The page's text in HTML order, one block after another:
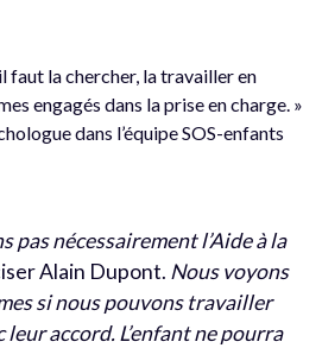
faut la chercher, la travailler en
engagés dans la prise en charge. »
dans l’équipe SOS-enfants
pas nécessairement l’Aide à la
Alain Dupont. Nous voyons
si nous pouvons travailler
leur accord. L’enfant ne pourra